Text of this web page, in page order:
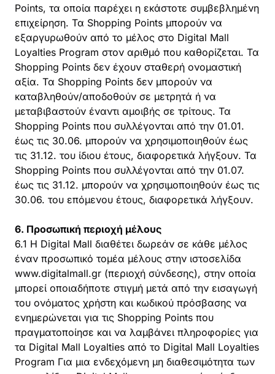
Points, τα οποία παρέχει η εκάστοτε συμβεβλημένη
επιχείρηση. Τα Shopping Points μπορούν να
εξαργυρωθούν από το μέλος στο Digital Mall
Loyalties Program στον αριθμό που καθορίζεται. Τα
Shopping Points δεν έχουν σταθερή ονομαστική
αξία. Τα Shopping Points δεν μπορούν να
καταβληθούν/αποδοθούν σε μετρητά ή να
μεταβιβαστούν έναντι αμοιβής σε τρίτους. Τα
Shopping Points που συλλέγονται από την 01.01.
έως τις 30.06. μπορούν να χρησιμοποιηθούν έως
τις 31.12. του ίδιου έτους, διαφορετικά λήγξουν. Τα
Shopping Points που συλλέγονται από την 01.07.
έως τις 31.12. μπορούν να χρησιμοποιηθούν έως τις
30.06. του επόμενου έτους, διαφορετικά λήγξουν.
6. Προσωπική περιοχή μέλους
6.1 Η Digital Mall διαθέτει δωρεάν σε κάθε μέλος
έναν προσωπικό τομέα μέλους στην ιστοσελίδα
www.digitalmall.gr (περιοχή σύνδεσης), στην οποία
μπορεί οποιαδήποτε στιγμή μετά από την εισαγωγή
του ονόματος χρήστη και κωδικού πρόσβασης να
ενημερώνεται για τις Shopping Points που
πραγματοποίησε και να λαμβάνει πληροφορίες για
τα Digital Mall Loyalties από το Digital Mall Loyalties
Program Για μια ενδεχόμενη μη διαθεσιμότητα των